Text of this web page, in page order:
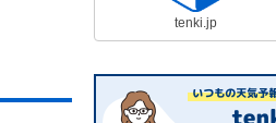
tenki.jp